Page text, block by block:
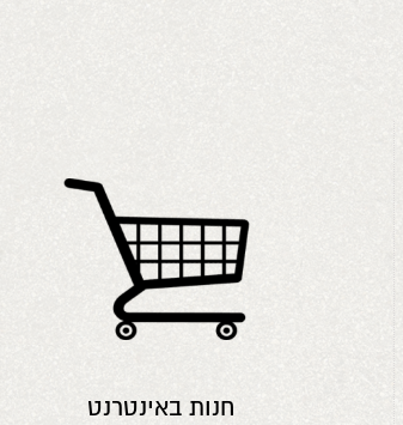
חנות באינטרנט